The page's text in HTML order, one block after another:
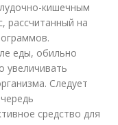
кишечным
рассчитанный на
еды, обильно
увеличивать
Следует
средство для